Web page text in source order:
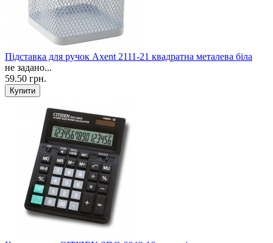
Підставка для ручок Axent 2111-21 квадратна металева біла
не задано...
59.50 грн.